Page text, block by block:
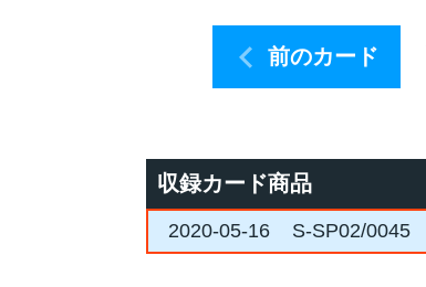
前のカード
収録カード商品
2020-05-16 S-SP02/0045